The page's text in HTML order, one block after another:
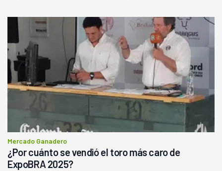
Mercado Ganadero
¿Por cuánto se vendió el toro más caro de
ExpoBRA 2025?